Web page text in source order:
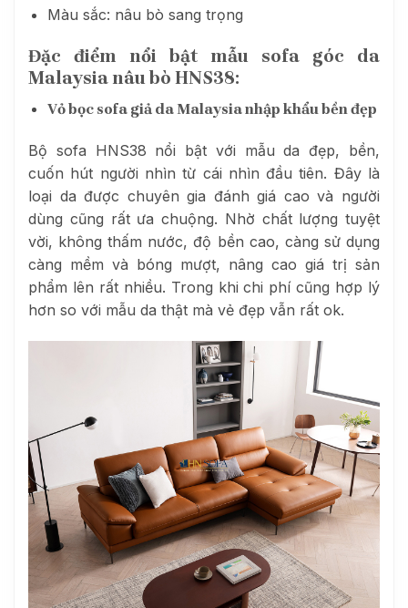
Màu sắc: nâu bò sang trọng
Đặc điểm nổi bật mẫu sofa góc da
Malaysia nâu bò HNS38:
Vỏ bọc sofa giả da Malaysia nhập khẩu bền đẹp
Bộ sofa HNS38 nổi bật với mẫu da đẹp, bền,
cuốn hút người nhìn từ cái nhìn đầu tiên. Đây là
loại da được chuyên gia đánh giá cao và người
dùng cũng rất ưa chuộng. Nhờ chất lượng tuyệt
vời, không thấm nước, độ bền cao, càng sử dụng
càng mềm và bóng mượt, nâng cao giá trị sản
phẩm lên rất nhiều. Trong khi chi phí cũng hợp lý
hơn so với mẫu da thật mà vẻ đẹp vẫn rất ok.